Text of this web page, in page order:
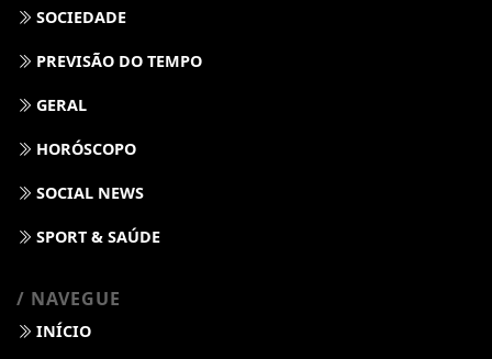
SOCIEDADE
PREVISÃO DO TEMPO
GERAL
HORÓSCOPO
SOCIAL NEWS
SPORT & SAÚDE
/ NAVEGUE
INÍCIO